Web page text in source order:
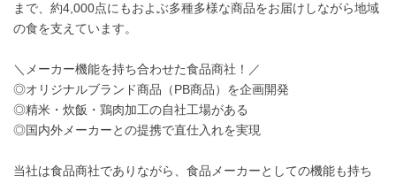
まで、約4,000点にもおよぶ多種多様な商品をお届けしながら地域
の食を支えています。
＼メーカー機能を持ち合わせた食品商社！／
◎オリジナルブランド商品（PB商品）を企画開発
◎精米・炊飯・鶏肉加工の自社工場がある
◎国内外メーカーとの提携で直仕入れを実現
当社は食品商社でありながら、食品メーカーとしての機能も持ち